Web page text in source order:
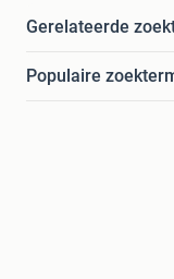
Gerelateerde
Populaire